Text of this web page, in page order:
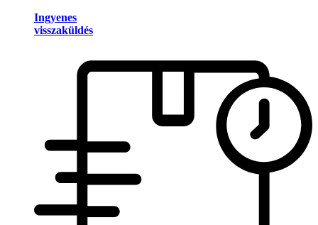
Ingyenes
visszaküldés